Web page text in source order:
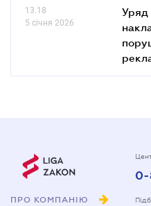
13.18
5 січня 2026
Уряд
ПРО КОМПАНІЮ
0-